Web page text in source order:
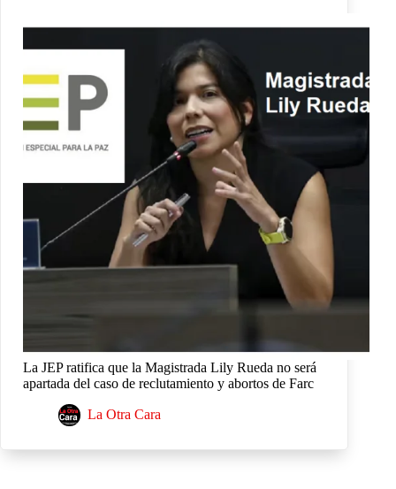
La JEP ratifica que la Magistrada Lily Rueda no será
apartada del caso de reclutamiento y abortos de Farc
La Otra Cara